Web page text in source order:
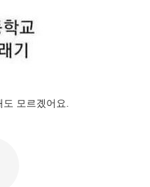
모르곘어요.